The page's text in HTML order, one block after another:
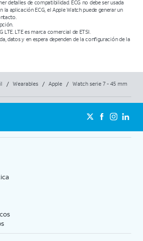
detalles de compatibilidad. ECG no debe ser usada
la aplicación ECG, el Apple Watch puede generar un
LTE. LTE es marca comercial de ETSI.
datos y en espera dependen de la configuración de la
/ Wearables / Apple / Watch serie 7 - 45 mm